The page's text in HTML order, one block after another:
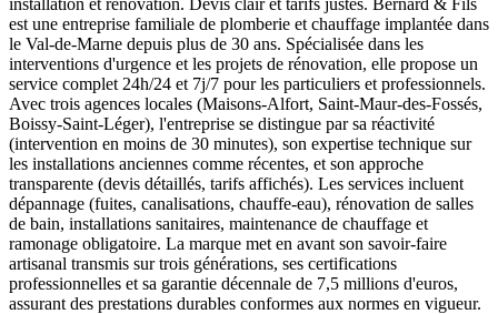
est une entreprise familiale de plomberie et chauffage implantée dans
le Val-de-Marne depuis plus de 30 ans. Spécialisée dans les
interventions d'urgence et les projets de rénovation, elle propose un
service complet 24h/24 et 7j/7 pour les particuliers et professionnels.
Avec trois agences locales (Maisons-Alfort, Saint-Maur-des-Fossés,
Boissy-Saint-Léger), l'entreprise se distingue par sa réactivité
(intervention en moins de 30 minutes), son expertise technique sur
les installations anciennes comme récentes, et son approche
transparente (devis détaillés, tarifs affichés). Les services incluent
dépannage (fuites, canalisations, chauffe-eau), rénovation de salles
de bain, installations sanitaires, maintenance de chauffage et
ramonage obligatoire. La marque met en avant son savoir-faire
artisanal transmis sur trois générations, ses certifications
professionnelles et sa garantie décennale de 7,5 millions d'euros,
assurant des prestations durables conformes aux normes en vigueur.